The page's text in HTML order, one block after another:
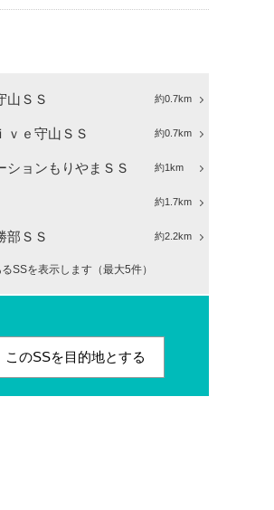
約0.7km
山ＳＳ
約0.7km
ｖｅ守山ＳＳ
約1km
ションもりやまＳＳ
約1.7km
約2.2km
部ＳＳ
SSを表示します（最大5件）
このSSを目的地とする